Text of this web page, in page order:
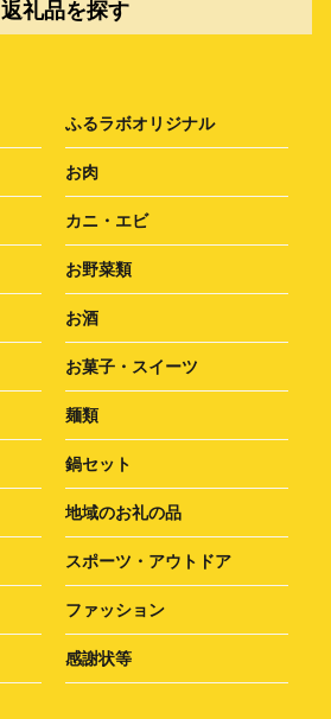
返礼品を探す
ふるラボオリジナル
お肉
カニ・エビ
お野菜類
お酒
お菓子・スイーツ
麺類
鍋セット
地域のお礼の品
スポーツ・アウトドア
ファッション
感謝状等